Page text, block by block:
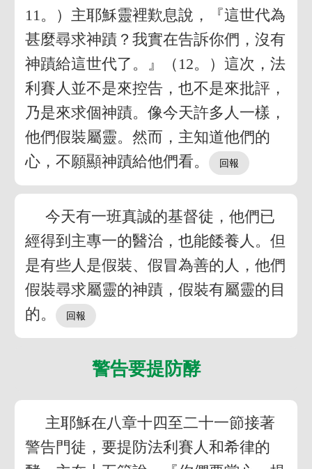
11。）主耶穌靈裡歎息說，『這世代為
甚麼尋求神蹟？我實在告訴你們，沒有
神蹟給這世代了。』（12。）這次，法
利賽人並不是來控告，也不是來批評，
乃是來求個神蹟。像今天許多人一樣，
他們假裝屬靈。然而，主知道他們的
心，不願顯神蹟給他們看。
今天有一班真誠的基督徒，他們已
經得到主專一的醫治，也能餧養人。但
是有些人是假裝、假冒為善的人，他們
假裝尋求屬靈的神蹟，假裝有屬靈的目
的。
警告要提防酵
主耶穌在八章十四至二十一節接著
警告門徒，要提防法利賽人和希律的